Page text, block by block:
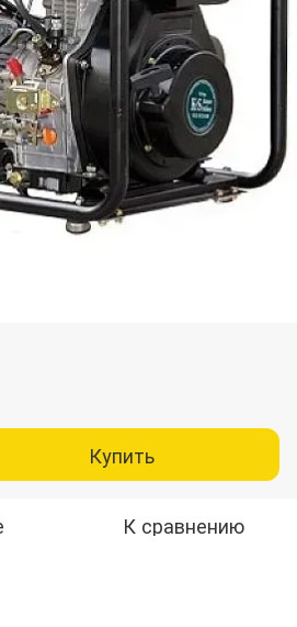
Купить
К сравнению